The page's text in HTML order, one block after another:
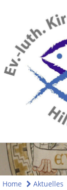
Home Aktuelles